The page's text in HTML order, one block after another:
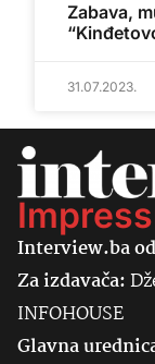
Zabava,
31.07.2023.
Interview.ba
Za izdavača:
INFOHOUSE
Glavna